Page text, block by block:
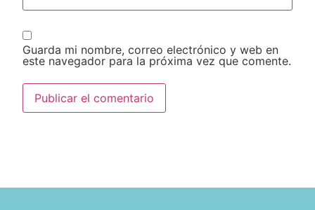
Guarda mi nombre, correo electrónico y web en
este navegador para la próxima vez que comente.